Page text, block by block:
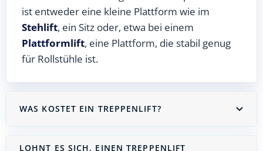
ist entweder eine kleine Plattform wie im
Stehlift, ein Sitz oder, etwa bei einem
Plattformlift, eine Plattform, die stabil genug
für Rollstühle ist.
WAS KOSTET EIN TREPPENLIFT?
LOHNT ES SICH, EINEN TREPPENLIFT